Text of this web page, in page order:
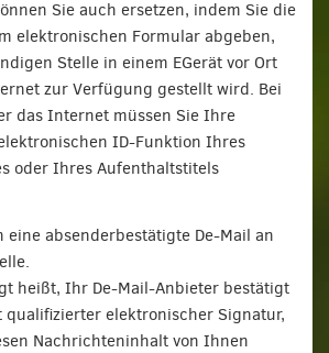
Sie auch ersetzen, indem Sie die
elektronischen Formular abgeben,
Stelle in einem EGerät vor Ort
zur Verfügung gestellt wird. Bei
das Internet müssen Sie Ihre
ID-Funktion Ihres
oder Ihres Aufenthaltstitels
eine absenderbestätigte De-Mail an
heißt, Ihr De-Mail-Anbieter bestätigt
qualifizierter elektronischer Signatur,
Nachrichteninhalt von Ihnen